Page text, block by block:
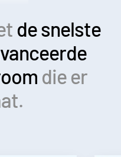
de snelste
die er